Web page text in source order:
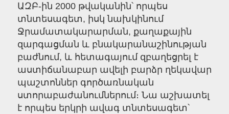
ԱԶԲ-ին 2000 թվականին՝ որպես
տնտեսագետ, իսկ նախկինում
Ջրամատակարարման, քաղաքային
զարգացման և բնակարանաշինության
բաժնում, և հետագայում զբաղեցրել է
աստիճանաբար ավելի բարձր ղեկավար
պաշտոններ գործառնական
ստորաբաժանումներում։ Նա աշխատել
է որպես երկրի ավագ տնտեսագետ՝